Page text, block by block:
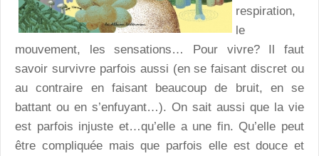
respiration,
le
mouvement, les sensations… Pour vivre? Il faut
savoir survivre parfois aussi (en se faisant discret ou
au contraire en faisant beaucoup de bruit, en se
battant ou en s’enfuyant…). On sait aussi que la vie
est parfois injuste et…qu’elle a une fin. Qu’elle peut
être compliquée mais que parfois elle est douce et